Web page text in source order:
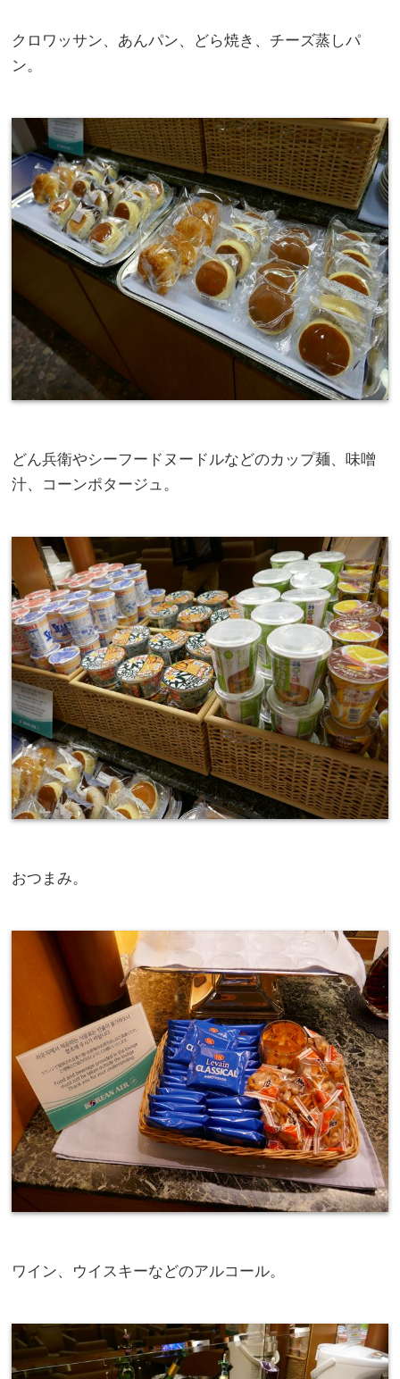
クロワッサン、あんパン、どら焼き、チーズ蒸しパ
ン。
どん兵衛やシーフードヌードルなどのカップ麺、味噌
汁、コーンポタージュ。
おつまみ。
ワイン、ウイスキーなどのアルコール。